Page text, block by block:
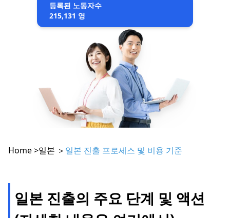
등록된 노동자수
215,131 영
Home >일본 ＞ 일본 진출 프로세스 및 비용 기준
일본 진출의 주요 단계 및 액션